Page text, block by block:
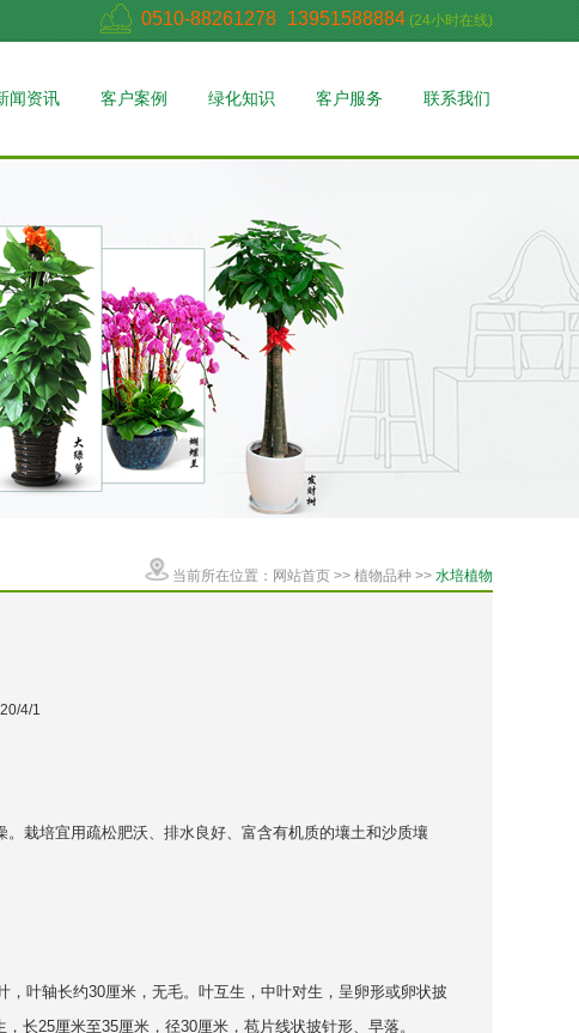
0510-88261278 13951588884 (24小时在线)
联系我们
客户服务
绿化知识
客户案例
闻资讯
当前所在位置： 网站首页 >> 植物品种 >> 水培植物
4/1
栽培宜用疏松肥沃、排水良好、富含有机质的壤土和沙质壤
叶轴长约30厘米，无毛。叶互生，中叶对生，呈卵形或卵状披
长25厘米至35厘米，径30厘米，苞片线状披针形、早落。